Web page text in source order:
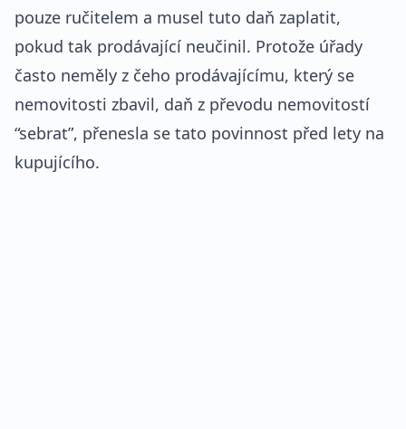
pouze ručitelem a musel tuto daň zaplatit,
pokud tak prodávající neučinil. Protože úřady
často neměly z čeho prodávajícímu, který se
nemovitosti zbavil, daň z převodu nemovitostí
“sebrat”, přenesla se tato povinnost před lety na
kupujícího.